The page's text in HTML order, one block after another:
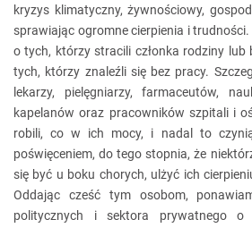
kryzys klimatyczny, żywnościowy,
sprawiając ogromne cierpienia i
o tych, którzy stracili członka rodziny lub
tych, którzy znaleźli się bez pracy.
lekarzy, pielęgniarzy, farmaceutów,
kapelanów oraz pracowników szpitali i
robili, co w ich mocy, i nadal to
poświęceniem, do tego stopnia, że
się być u boku chorych, ulżyć ich
Oddając cześć tym osobom,
politycznych i sektora prywatnego o